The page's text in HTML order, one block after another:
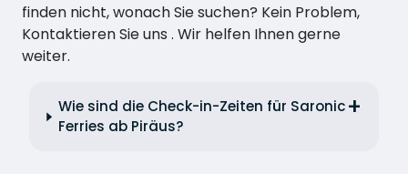
finden nicht, wonach Sie suchen? Kein Problem,
Kontaktieren Sie uns . Wir helfen Ihnen gerne
weiter.
Wie sind die Check-in-Zeiten für Saronic
Ferries ab Piräus?